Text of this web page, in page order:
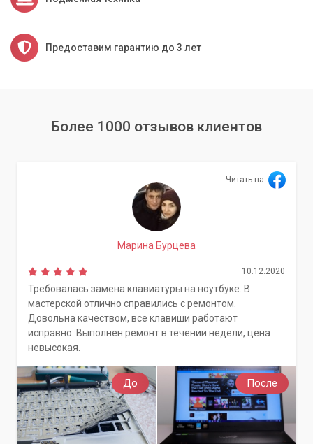
Предоставим гарантию до 3 лет
Более 1000 отзывов клиентов
До После
Читать на
Марина Бурцева
10.12.2020
Требовалась замена клавиатуры на ноутбуке. В
мастерской отлично справились с ремонтом.
Довольна качеством, все клавиши работают
исправно. Выполнен ремонт в течении недели, цена
невысокая.